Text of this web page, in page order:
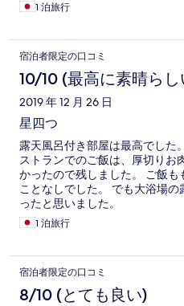
1 泊旅行
宿泊者限定の口コミ
10/10 (最高に素晴らし
2019 年 12 月 26 日
星四つ
露天風呂付き部屋は最高でした
ストランでのご飯は、厚切りお
かったので残しました。 ご飯
ことなしでした。 でも大浴場
ったと思いました。
1 泊旅行
宿泊者限定の口コミ
8/10 (とても良い)